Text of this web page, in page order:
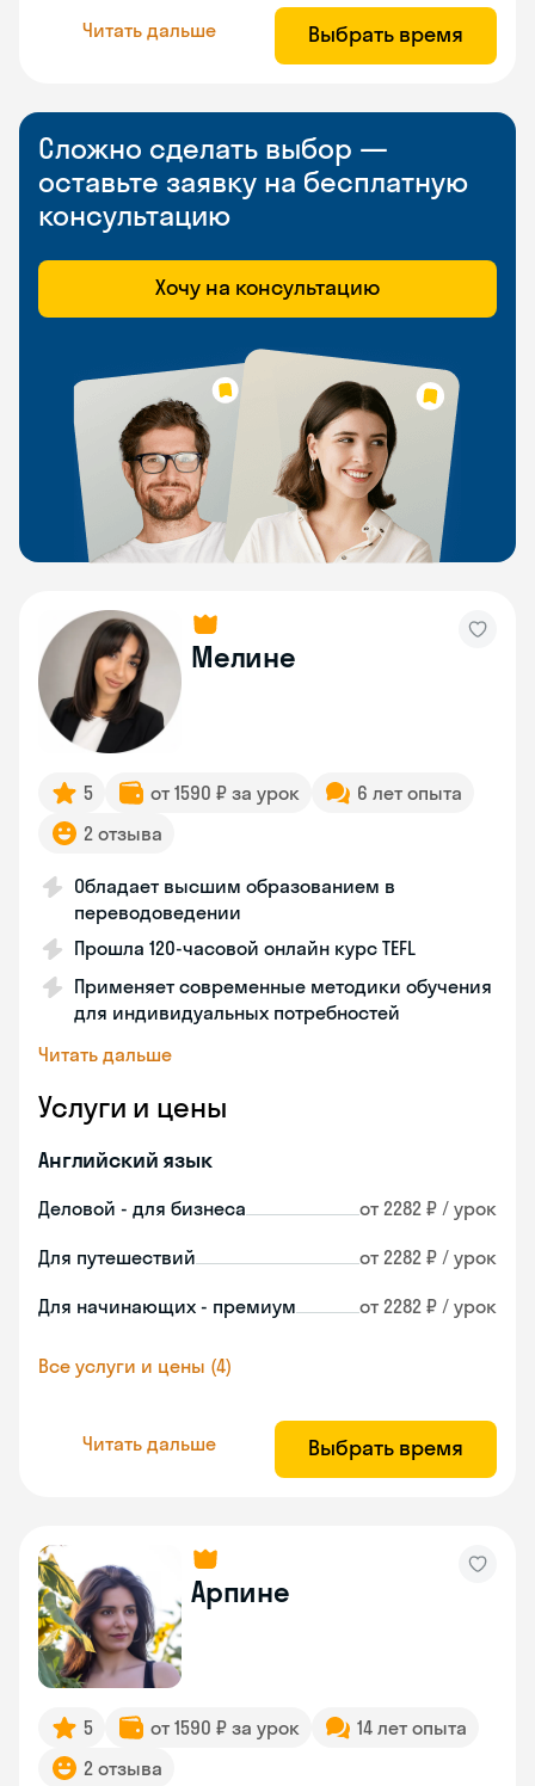
Читать дальше Выбрать время
Сложно сделать выбор —
оставьте заявку на бесплатную
консультацию
Хочу на консультацию
Мелине
5 от 1590 ₽ за урок
6 лет опыта
2 отзыва
Обладает высшим образованием в
переводоведении
Прошла 120-часовой онлайн курс TEFL
Применяет современные методики обучения
для индивидуальных потребностей
Читать дальше
Услуги и цены
Английский язык
Деловой - для бизнеса от 2282 ₽ / урок
Для путешествий от 2282 ₽ / урок
Для начинающих - премиум от 2282 ₽ / урок
Все услуги и цены (4)
Читать дальше Выбрать время
Арпине
5 от 1590 ₽ за урок
14 лет опыта
2 отзыва